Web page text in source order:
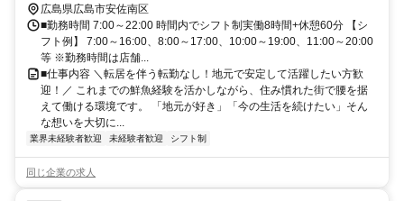
広島県広島市安佐南区
■勤務時間 7:00～22:00 時間内でシフト制実働8時間+休憩60分 【シ
フト例】 7:00～16:00、8:00～17:00、10:00～19:00、11:00～20:00
等 ※勤務時間は店舗...
■仕事内容 ＼転居を伴う転勤なし！地元で安定して活躍したい方歓
迎！／ これまでの鮮魚経験を活かしながら、住み慣れた街で腰を据
えて働ける環境です。 「地元が好き」「今の生活を続けたい」そん
な想いを大切に...
業界未経験者歓迎 未経験者歓迎 シフト制
同じ企業の求人